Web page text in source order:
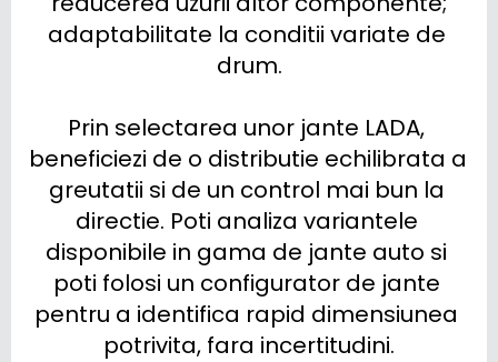
adaptabilitate la conditii variate de
drum.
Prin selectarea unor jante LADA,
beneficiezi de o distributie echilibrata a
greutatii si de un control mai bun la
directie. Poti analiza variantele
disponibile in gama de jante auto si
poti folosi un configurator de jante
pentru a identifica rapid dimensiunea
potrivita, fara incertitudini.